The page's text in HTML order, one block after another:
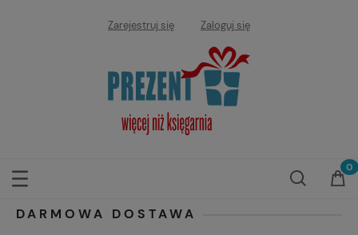
Zarejestruj się Zaloguj się
DARMOWA DOSTAWA